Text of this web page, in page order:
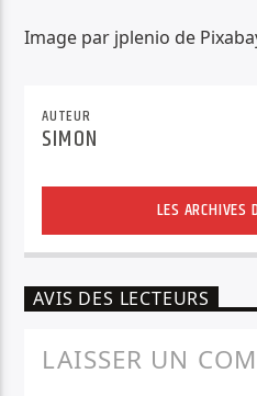
Image par jplenio de
AUTEUR
SIMON
LES ARCHIVES
AVIS DES LECTEURS
LAISSER UN